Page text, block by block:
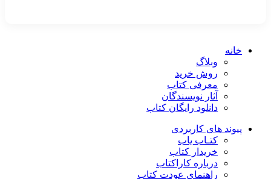
خانه
وبلاگ
روش خرید
معرفی کتاب
آثار نویسندگان
دانلود رایگان کتاب
پیوند های کاربردی
کتـاب یاب
خریدار کتاب
درباره کاراکتاب
راهنمای عودت کتاب